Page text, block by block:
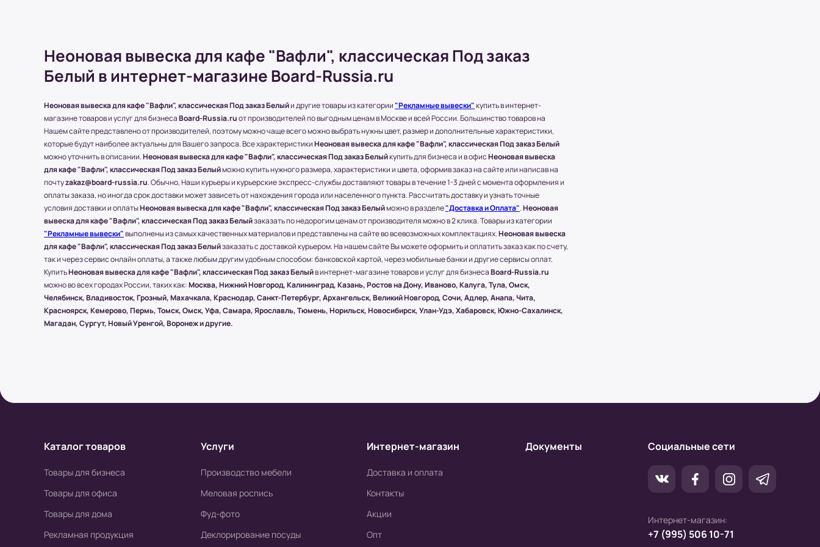
пожеланий клиентов. Это решение принимается менеджером магазина.
Стоимость доставки составляет 700-1500 рублей в зависимости от
месторасположения конечного пункта.
* За расчетом точной стоимости доставки обращайтесь к менеджеру по телефону: +7
(977) 790 85-84 (Даниил)
Транспортные Компании (ТК). Доставка в соседние регионы и города России.
Доставка в другие области и города осуществляется через любые ТК (Транспортные
компании), которые будут удобны клиенту.
С соседними регионами (кроме Москвы и МО) и другими городами России компания
Board-Russia.ru работает по 100% предоплате.
Самые популярные Транспортные Компании: ПЭК, СДЭК.
* Доставку, Наши клиенты оплачивают при получении.
Доставка товара до пункта ТК по Москве осуществляется бесплатно, при учете, что
вес всего заказа не превышает 15 кг или размером 1500х1000 (мм.).
Условия оплаты в интернет-супермаркете Board-Russia.ru
Клиент может оплатить заказ после получения товара от курьера. По запросу клиента
высылается онлайн-чек или выдается печатный (заранее необходимо предупредить о
печатной версии чека)
Безналичный расчет
а) Оплата производится с помощью мобильного банка.
Неоновая вывеска для кафе "Вафли", классическая Под заказ
Белый в интернет-магазине Board-Russia.ru
Неоновая вывеска для кафе "Вафли", классическая Под заказ Белыйи другие товары из категории"Рекламные вывески"купить в интернет-
магазине товаров и услуг для бизнесаBoard-Russia.ruот производителей по выгодным ценам в Москве и всей России. Большинство товаров на
Нашем сайте представлено от производителей, поэтому можно чаще всего можно выбрать нужны цвет, размер и дополнительные характеристики,
которые будут наиболее актуальны для Вашего запроса. Все характеристикиНеоновая вывеска для кафе "Вафли", классическая Под заказ Белый
можно уточнить в описании.Неоновая вывеска для кафе "Вафли", классическая Под заказ Белыйкупить для бизнеса и в офисНеоновая вывеска
для кафе "Вафли", классическая Под заказ Белыйможно купить нужного размера, характеристики и цвета, оформив заказ на сайте или написав на
почтуzakaz@board-russia.ru. Обычно, Наши курьеры и курьерские экспресс-службы доставляют товары в течение 1-3 дней с момента оформления и
оплаты заказа, но иногда срок доставки может зависеть от нахождения города или населенного пункта. Рассчитать доставку и узнать точные
условия доставки и оплатыНеоновая вывеска для кафе "Вафли", классическая Под заказ Белыйможно в разделе"Доставка и Оплата".Неоновая
вывеска для кафе "Вафли", классическая Под заказ Белыйзаказать по недорогим ценам от производителя можно в 2 клика. Товары из категории
"Рекламные вывески"выполнены из самых качественных материалов и представлены на сайте во всевозможных комплектациях.Неоновая вывеска
для кафе "Вафли", классическая Под заказ Белыйзаказать с доставкой курьером. На нашем сайте Вы можете оформить и оплатить заказ как по счету,
так и через сервис онлайн оплаты, а также любым другим удобным способом: банковской картой, через мобильные банки и другие сервисы оплат.
КупитьНеоновая вывеска для кафе "Вафли", классическая Под заказ Белыйв интернет-магазине товаров и услуг для бизнесаBoard-Russia.ru
можно во всех городах России, таких как:Москва, Нижний Новгород, Калининград, Казань, Ростов на Дону, Иваново, Калуга, Тула, Омск,
Челябинск, Владивосток, Грозный, Махачкала, Краснодар, Санкт-Петербург, Архангельск, Великий Новгород, Сочи, Адлер, Анапа, Чита,
Красноярск, Кемерово, Пермь, Томск, Омск, Уфа, Самара, Ярославль, Тюмень, Норильск, Новосибирск, Улан-Удэ, Хабаровск, Южно-Сахалинск,
Магадан, Сургут, Новый Уренгой, Воронеж и другие.
Каталог товаров
Товары для бизнеса
Товары для офиса
Товары для дома
Рекламная продукция
Услуги
Производство мебели
Меловая роспись
Фуд-фото
Деклорирование посуды
Интернет-магазин
Доставка и оплата
Контакты
Акции
Опт
Документы Социальные сети
Интернет-магазин:
+7 (995) 506 10-71